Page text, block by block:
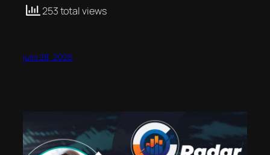
253 total views
julio 28, 2026